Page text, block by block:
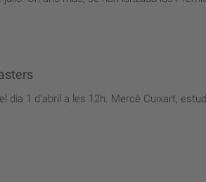
dia 1 d'abril a les 12h. Mercè Cuixart,